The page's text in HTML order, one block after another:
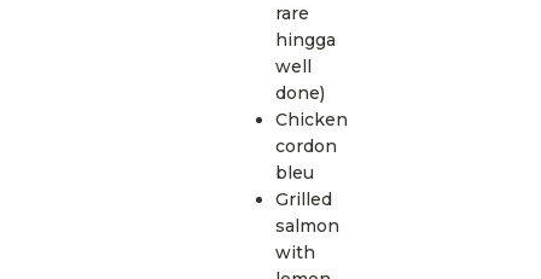
rare
hingga
well
done)
Chicken
cordon
bleu
Grilled
salmon
with